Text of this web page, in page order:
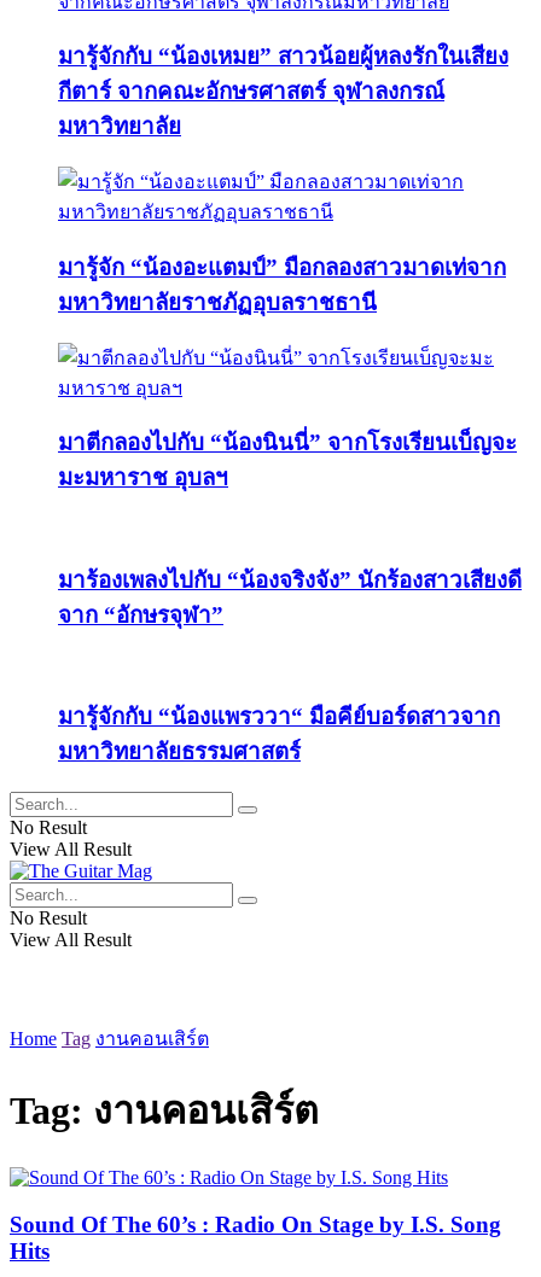
มารู้จักกับ “น้องเหมย” สาวน้อยผู้หลงรักในเสียง
กีตาร์ จากคณะอักษรศาสตร์ จุฬาลงกรณ์
มหาวิทยาลัย
มารู้จัก “น้องอะแตมป์” มือกลองสาวมาดเท่จาก
มหาวิทยาลัยราชภัฏอุบลราชธานี
มาตีกลองไปกับ “น้องนินนี่” จากโรงเรียนเบ็ญจะ
มะมหาราช อุบลฯ
มาร้องเพลงไปกับ “น้องจริงจัง” นักร้องสาวเสียงดี
จาก “อักษรจุฬา”
มารู้จักกับ “น้องแพรววา“ มือคีย์บอร์ดสาวจาก
มหาวิทยาลัยธรรมศาสตร์
No Result
View All Result
No Result
View All Result
Home Tag งานคอนเสิร์ต
Tag: งานคอนเสิร์ต
Sound Of The 60’s : Radio On Stage by I.S. Song
Hits